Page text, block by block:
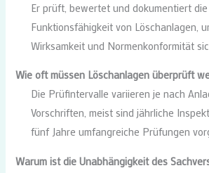
Er prüft, bewertet und dokumentiert die
Funktionsfähigkeit von Löschanlagen,
Wirksamkeit und Normenkonformität
Wie oft müssen Löschanlagen überprüft
Die Prüfintervalle variieren je nach
Vorschriften, meist sind jährliche
fünf Jahre umfangreiche Prüfungen
Warum ist die Unabhängigkeit des